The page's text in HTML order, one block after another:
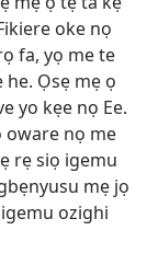
oke nọ
fa, yọ me te
Ọsẹ mẹ ọ
yo kẹe nọ Ee.
oware nọ me
rẹ siọ igemu
mẹ jọ
ozighi